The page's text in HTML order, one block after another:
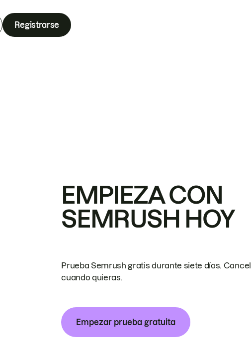
Registrarse
EMPIEZA CON
SEMRUSH HOY
Prueba Semrush gratis durante siete días.
cuando quieras.
Empezar prueba gratuita